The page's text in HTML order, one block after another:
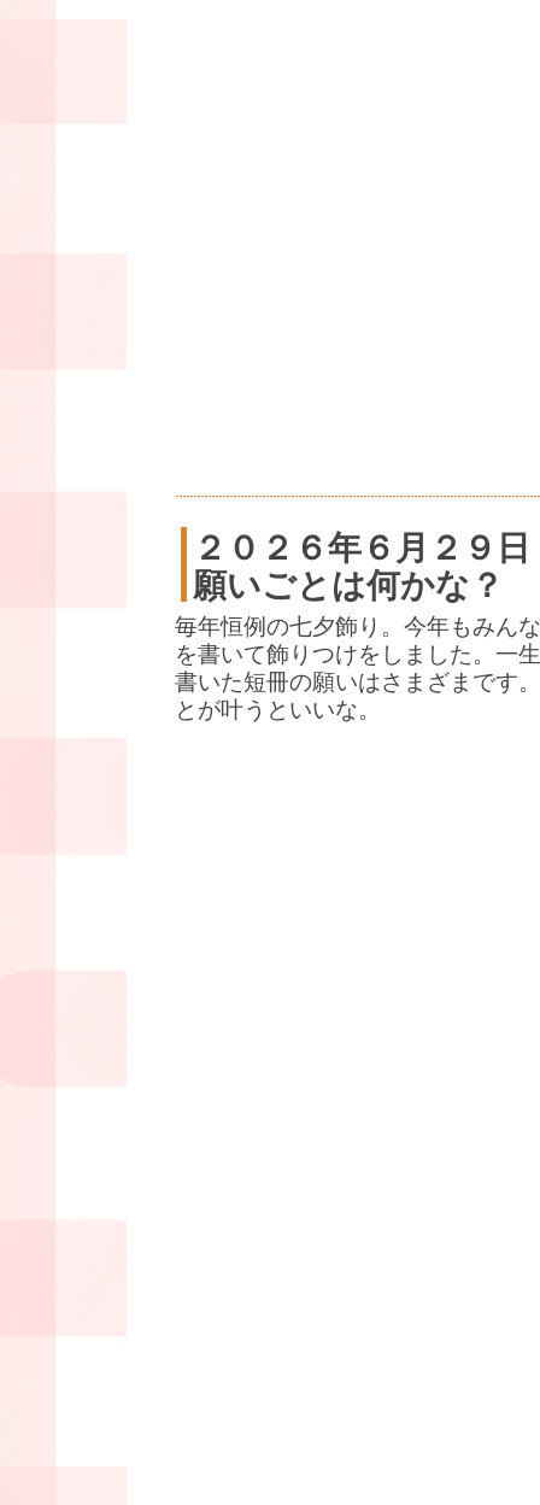
２０２６年６月２９日
願いごとは何かな？
毎年恒例の七夕飾り。今年もみん
を書いて飾りつけをしました。一
書いた短冊の願いはさまざまです
とが叶うといいな。